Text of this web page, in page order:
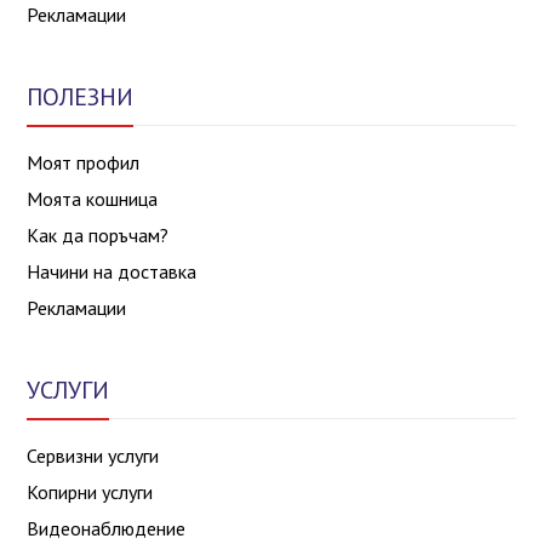
Рекламации
ПОЛЕЗНИ
Моят профил
Моята кошница
Как да поръчам?
Начини на доставка
Рекламации
УСЛУГИ
Сервизни услуги
Копирни услуги
Видеонаблюдение